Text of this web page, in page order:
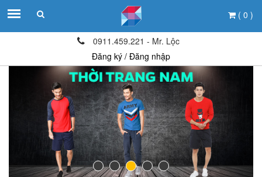
0911.459.221 - Mr. Lộc
Đăng ký / Đăng nhập
( 0 )